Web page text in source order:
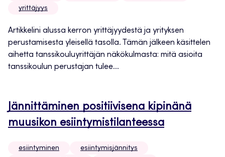
yrittäjyys
Artikkelini alussa kerron yrittäjyydestä ja yrityksen
perustamisesta yleisellä tasolla. Tämän jälkeen käsittelen
aihetta tanssikouluyrittäjän näkökulmasta: mitä asioita
tanssikoulun perustajan tulee...
Jännittäminen positiivisena kipinänä
muusikon esiintymistilanteessa
esiintyminen
esiintymisjännitys